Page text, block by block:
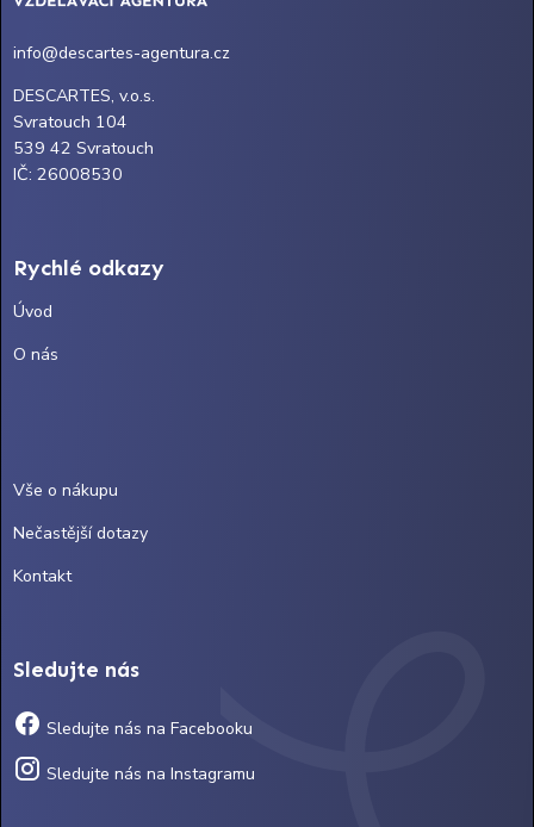
info@descartes-agentura.cz
DESCARTES, v.o.s.
Svratouch 104
539 42 Svratouch
IČ: 26008530
Rychlé odkazy
Úvod
O nás
Vše o nákupu
Nečastější dotazy
Kontakt
Sledujte nás
Sledujte nás na Facebooku
Sledujte nás na Instagramu